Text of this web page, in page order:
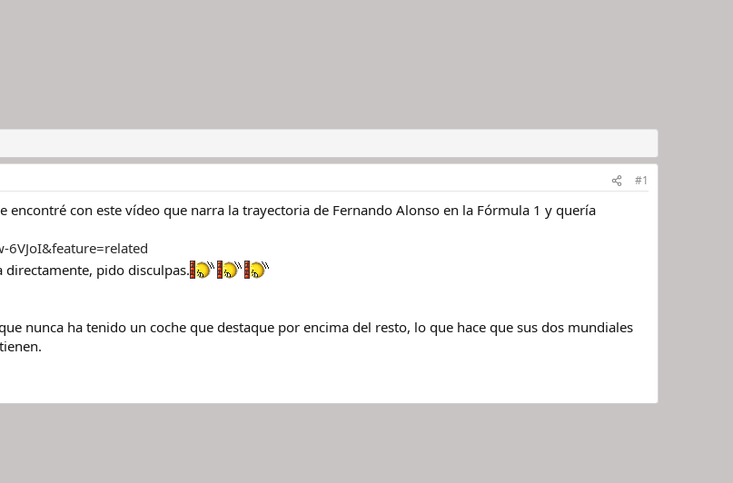
#1
encontré con este vídeo que narra la trayectoria de Fernando Alonso en la Fórmula 1 y quería
directamente, pido disculpas.
nunca ha tenido un coche que destaque por encima del resto, lo que hace que sus dos mundiales